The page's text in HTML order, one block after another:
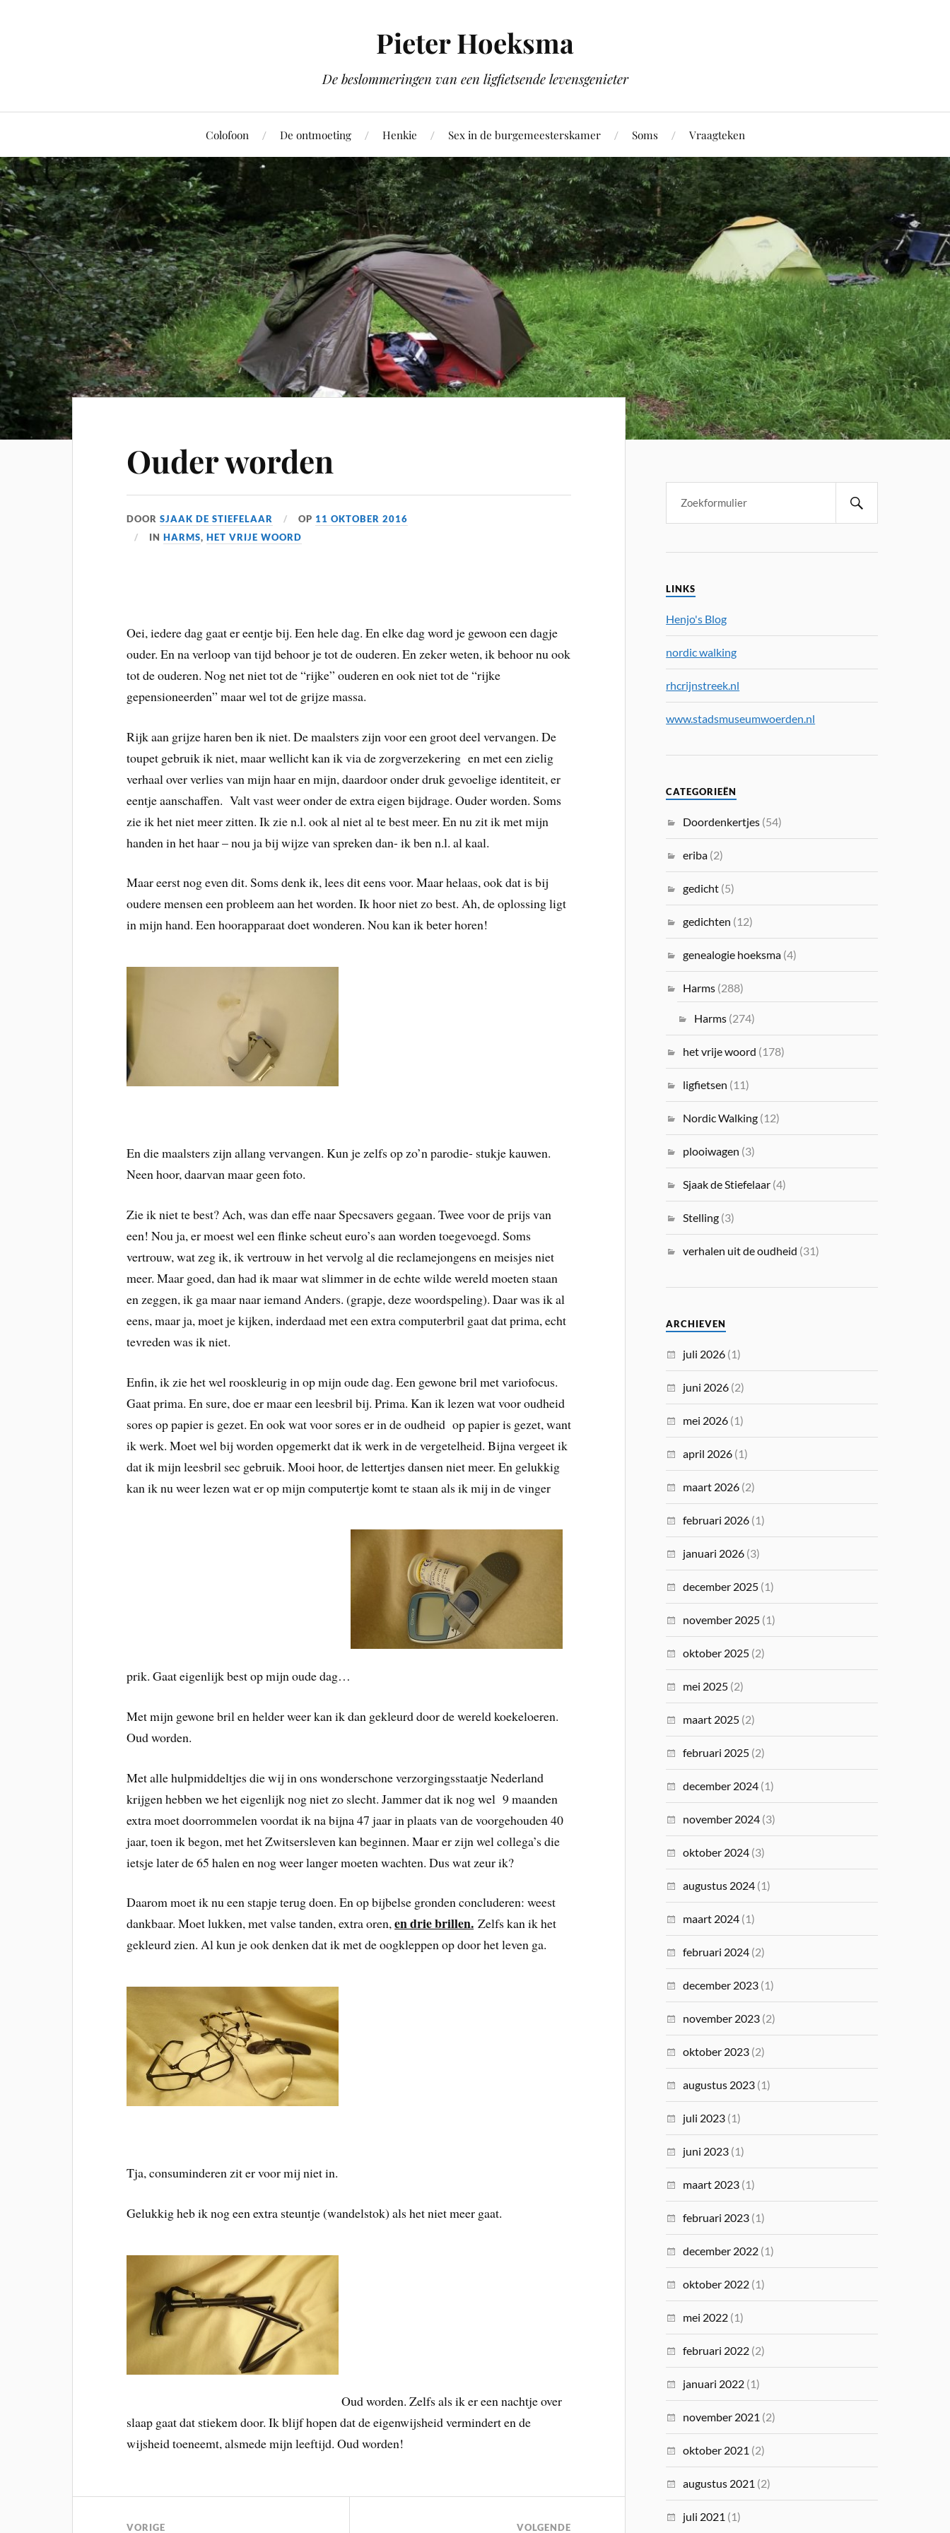
Pieter Hoeksma
De beslommeringen van een ligfietsende levensgenieter
Colofoon De ontmoeting Henkie Sex in de burgemeesterskamer Soms Vraagteken
Ouder worden
DOORSJAAK DE STIEFELAAR OP 11 OKTOBER 2016
INHARMS,HET VRIJE WOORD
Oei, iedere dag gaat er eentje bij. Een hele dag. En elke dag word je gewoon een dagje
ouder. En na verloop van tijd behoor je tot de ouderen. En zeker weten, ik behoor nu ook
tot de ouderen. Nog net niet tot de “rijke” ouderen en ook niet tot de “rijke
gepensioneerden” maar wel tot de grijze massa.
Rijk aan grijze haren ben ik niet. De maalsters zijn voor een groot deel vervangen. De
toupet gebruik ik niet, maar wellicht kan ik via de zorgverzekering en met een zielig
verhaal over verlies van mijn haar en mijn, daardoor onder druk gevoelige identiteit, er
eentje aanschaffen. Valt vast weer onder de extra eigen bijdrage. Ouder worden. Soms
zie ik het niet meer zitten. Ik zie n.l. ook al niet al te best meer. En nu zit ik met mijn
handen in het haar – nou ja bij wijze van spreken dan- ik ben n.l. al kaal.
Maar eerst nog even dit. Soms denk ik, lees dit eens voor. Maar helaas, ook dat is bij
oudere mensen een probleem aan het worden. Ik hoor niet zo best. Ah, de oplossing ligt
in mijn hand. Een hoorapparaat doet wonderen. Nou kan ik beter horen!
En die maalsters zijn allang vervangen. Kun je zelfs op zo’n parodie- stukje kauwen.
Neen hoor, daarvan maar geen foto.
Zie ik niet te best? Ach, was dan effe naar Specsavers gegaan. Twee voor de prijs van
een! Nou ja, er moest wel een flinke scheut euro’s aan worden toegevoegd. Soms
vertrouw, wat zeg ik, ik vertrouw in het vervolg al die reclamejongens en meisjes niet
meer. Maar goed, dan had ik maar wat slimmer in de echte wilde wereld moeten staan
en zeggen, ik ga maar naar iemand Anders. (grapje, deze woordspeling). Daar was ik al
eens, maar ja, moet je kijken, inderdaad met een extra computerbril gaat dat prima, echt
tevreden was ik niet.
Enfin, ik zie het wel rooskleurig in op mijn oude dag. Een gewone bril met variofocus.
Gaat prima. En sure, doe er maar een leesbril bij. Prima. Kan ik lezen wat voor oudheid
sores op papier is gezet. En ook wat voor sores er in de oudheid op papier is gezet, want
ik werk. Moet wel bij worden opgemerkt dat ik werk in de vergetelheid. Bijna vergeet ik
dat ik mijn leesbril sec gebruik. Mooi hoor, de lettertjes dansen niet meer. En gelukkig
kan ik nu weer lezen wat er op mijn computertje komt te staan als ik mij in de vinger
prik. Gaat eigenlijk best op mijn oude dag…
Met mijn gewone bril en helder weer kan ik dan gekleurd door de wereld koekeloeren.
Oud worden.
Met alle hulpmiddeltjes die wij in ons wonderschone verzorgingsstaatje Nederland
krijgen hebben we het eigenlijk nog niet zo slecht. Jammer dat ik nog wel 9 maanden
extra moet doorrommelen voordat ik na bijna 47 jaar in plaats van de voorgehouden 40
jaar, toen ik begon, met het Zwitsersleven kan beginnen. Maar er zijn wel collega’s die
ietsje later de 65 halen en nog weer langer moeten wachten. Dus wat zeur ik?
Daarom moet ik nu een stapje terug doen. En op bijbelse gronden concluderen: weest
dankbaar. Moet lukken, met valse tanden, extra oren,en drie brillen. Zelfs kan ik het
gekleurd zien. Al kun je ook denken dat ik met de oogkleppen op door het leven ga.
Tja, consuminderen zit er voor mij niet in.
Gelukkig heb ik nog een extra steuntje (wandelstok) als het niet meer gaat.
Oud worden. Zelfs als ik er een nachtje over
slaap gaat dat stiekem door. Ik blijf hopen dat de eigenwijsheid vermindert en de
wijsheid toeneemt, alsmede mijn leeftijd. Oud worden!
VORIGE VOLGENDE
LINKS
Henjo's Blog
nordic walking
rhcrijnstreek.nl
www.stadsmuseumwoerden.nl
CATEGORIEËN
Doordenkertjes (54)
eriba (2)
gedicht (5)
gedichten (12)
genealogie hoeksma (4)
Harms (288)
Harms (274)
het vrije woord (178)
ligfietsen (11)
Nordic Walking (12)
plooiwagen (3)
Sjaak de Stiefelaar (4)
Stelling (3)
verhalen uit de oudheid (31)
ARCHIEVEN
juli 2026 (1)
juni 2026 (2)
mei 2026 (1)
april 2026 (1)
maart 2026 (2)
februari 2026 (1)
januari 2026 (3)
december 2025 (1)
november 2025 (1)
oktober 2025 (2)
mei 2025 (2)
maart 2025 (2)
februari 2025 (2)
december 2024 (1)
november 2024 (3)
oktober 2024 (3)
augustus 2024 (1)
maart 2024 (1)
februari 2024 (2)
december 2023 (1)
november 2023 (2)
oktober 2023 (2)
augustus 2023 (1)
juli 2023 (1)
juni 2023 (1)
maart 2023 (1)
februari 2023 (1)
december 2022 (1)
oktober 2022 (1)
mei 2022 (1)
februari 2022 (2)
januari 2022 (1)
november 2021 (2)
oktober 2021 (2)
augustus 2021 (2)
juli 2021 (1)